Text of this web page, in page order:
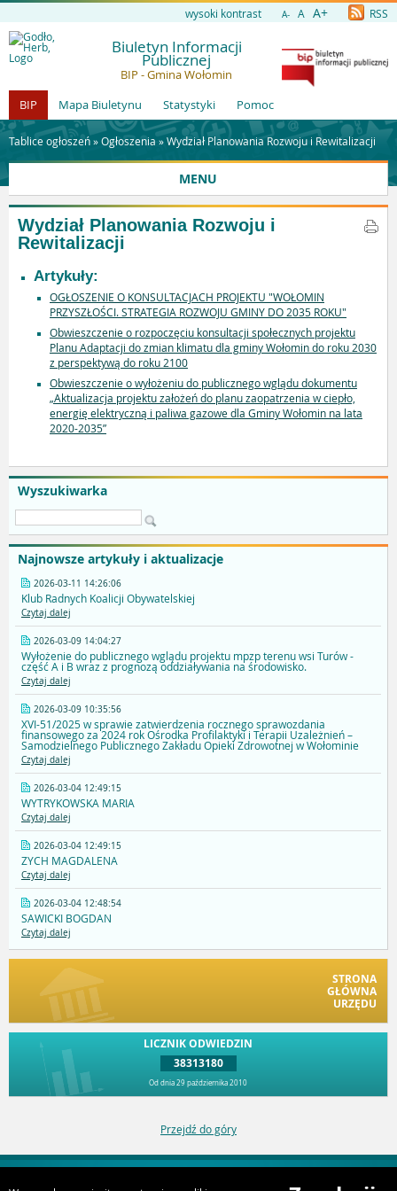
wysoki kontrast A- A A+ RSS
Biuletyn Informacji
Publicznej
BIP - Gmina Wołomin
BIP
Mapa Biuletynu Statystyki Pomoc
Tablice ogłoszeń »Ogłoszenia »Wydział Planowania Rozwoju i Rewitalizacji
MENU
Wyszukiwarka
Najnowsze artykuły i aktualizacje
2026-03-11 14:26:06
Klub Radnych Koalicji Obywatelskiej
Czytaj dalej
2026-03-09 14:04:27
Wyłożenie do publicznego wglądu projektu mpzp terenu wsi Turów -
część A i B wraz z prognozą oddziaływania na środowisko.
Czytaj dalej
2026-03-09 10:35:56
XVI-51/2025 w sprawie zatwierdzenia rocznego sprawozdania
finansowego za 2024 rok Ośrodka Profilaktyki i Terapii Uzależnień –
Samodzielnego Publicznego Zakładu Opieki Zdrowotnej w Wołominie
Czytaj dalej
2026-03-04 12:49:15
WYTRYKOWSKA MARIA
Czytaj dalej
2026-03-04 12:49:15
ZYCH MAGDALENA
Czytaj dalej
2026-03-04 12:48:54
SAWICKI BOGDAN
Czytaj dalej
STRONA
GŁÓWNA
URZĘDU
LICZNIK ODWIEDZIN
38313180
Od dnia 29 października 2010
Wydział Planowania Rozwoju i
Rewitalizacji
Artykuły:
OGŁOSZENIE O KONSULTACJACH PROJEKTU "WOŁOMIN
PRZYSZŁOŚCI. STRATEGIA ROZWOJU GMINY DO 2035 ROKU"
Obwieszczenie o rozpoczęciu konsultacji społecznych projektu
Planu Adaptacji do zmian klimatu dla gminy Wołomin do roku 2030
z perspektywą do roku 2100
Obwieszczenie o wyłożeniu do publicznego wglądu dokumentu
„Aktualizacja projektu założeń do planu zaopatrzenia w ciepło,
energię elektryczną i paliwa gazowe dla Gminy Wołomin na lata
2020-2035”
Przejdź do góry